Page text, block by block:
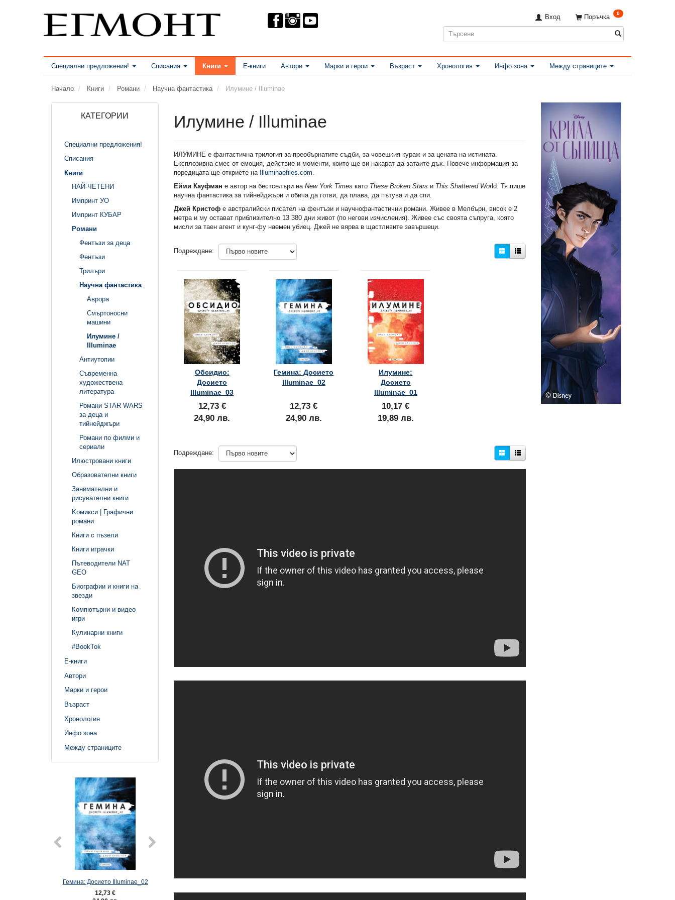
Поръчка 0
Вход
Специални предложения! Списания Книги Е-книги Автори Марки и герои Възраст Хронология Инфо зона Между страниците
Начало Книги Романи Научна фантастика Илумине / Illuminae
КАТЕГОРИИ
Специални предложения!
Списания
Книги
НАЙ-ЧЕТЕНИ
Импринт УО
Импринт КУБАР
Романи
Фентъзи за деца
Фентъзи
Трилъри
Научна фантастика
Аврора
Смъртоносни
машини
Илумине /
Illuminae
Антиутопии
Съвременна
художествена
литература
Романи STAR WARS
за деца и
тийнейджъри
Романи по филми и
сериали
Илюстровани книги
Образователни книги
Занимателни и
рисувателни книги
Kомикси | Графични
романи
Книги с пъзели
Книги играчки
Пътеводители NAT
GEO
Биографии и книги на
звезди
Компютърни и видео
игри
Кулинарни книги
#BookTok
Е-книги
Автори
Марки и герои
Възраст
Хронология
Инфо зона
Между страниците
Гемина: Досието Illuminae_02
12,73 €
12,73 €
Илумине / Illuminae
ИЛУМИНЕ е фантастична трилогия за преобърнатите съдби, за човешкия кураж и за цената на истината.
Експлозивна смес от емоция, действие и моменти, които ще ви накарат да затаите дъх. Повече информация за
поредицата ще откриете на Illuminaefiles.com
Ейми Кауфман е автор на бестселъри на New York Times като These Broken Stars и This Shattered World. Тя пише
научна фантастика за тийнейджъри и обича да готви, да плава, да пътува и да спи.
Джей Кристофе австралийски писател на фентъзи и научнофантастични романи. Живее в Мелбърн, висок е 2
метра и му остават приблизително 13 380 дни живот (по негови изчисления). Живее със своята съпруга, която
мисли за таен агент и кунг-фу наемен убиец. Джей не вярва в щастливите завършеци.
Подреждане:
Обсидио:
Досието
Illuminae_03
12,73 €
24,90 лв.
Гемина: Досието
Illuminae_02
12,73 €
24,90 лв.
Илумине:
Досието
Illuminae_01
10,17 €
19,89 лв.
Подреждане: